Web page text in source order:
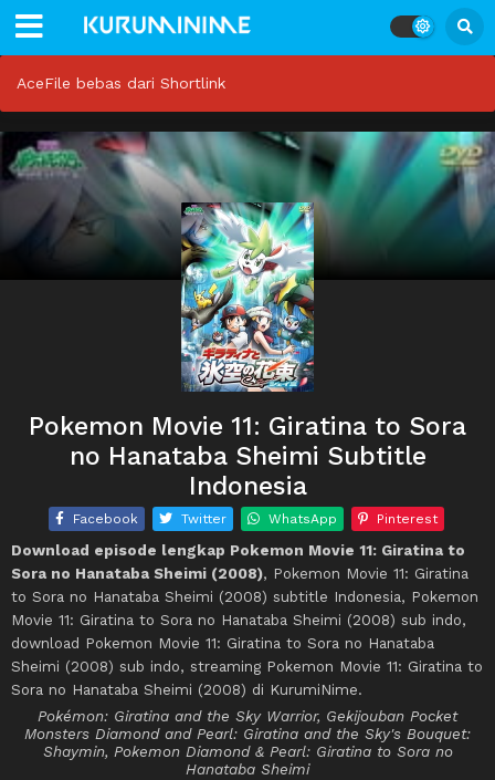
AceFile bebas dari Shortlink
Pokemon Movie 11: Giratina to Sora
no Hanataba Sheimi Subtitle
Indonesia
Facebook Twitter WhatsApp Pinterest
Download episode lengkap Pokemon Movie 11: Giratina to
Sora no Hanataba Sheimi (2008), Pokemon Movie 11: Giratina
to Sora no Hanataba Sheimi (2008) subtitle Indonesia, Pokemon
Movie 11: Giratina to Sora no Hanataba Sheimi (2008) sub indo,
download Pokemon Movie 11: Giratina to Sora no Hanataba
Sheimi (2008) sub indo, streaming Pokemon Movie 11: Giratina to
Sora no Hanataba Sheimi (2008) di KurumiNime.
Pokémon: Giratina and the Sky Warrior, Gekijouban Pocket
Monsters Diamond and Pearl: Giratina and the Sky's Bouquet:
Shaymin, Pokemon Diamond & Pearl: Giratina to Sora no
Hanataba Sheimi